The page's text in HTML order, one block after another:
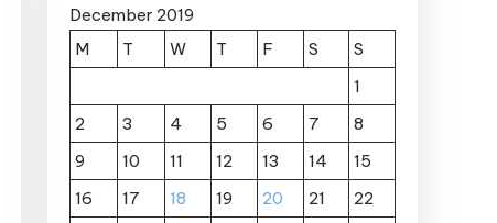
December 2019
M
T W T F S
S
1
2
3 4 5 6 7
8
9
10 11 12 13 14
15
16
17 18 19 20 21
22